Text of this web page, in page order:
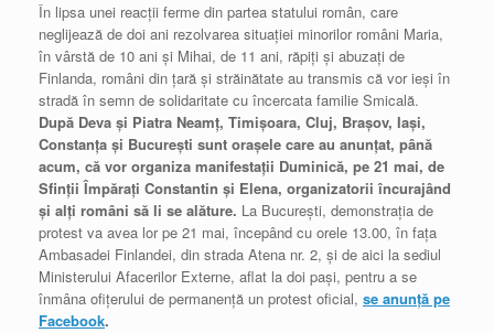
În lipsa unei reacții ferme din partea statului român, care
neglijează de doi ani rezolvarea situației minorilor români Maria,
în vârstă de 10 ani și Mihai, de 11 ani, răpiți și abuzați de
Finlanda, români din țară și străinătate au transmis că vor ieși în
stradă în semn de solidaritate cu încercata familie Smicală.
După Deva şi Piatra Neamţ, Timișoara, Cluj, Brașov, Iași,
Constanța și București sunt orașele care au anunțat, până
acum, că vor organiza manifestații Duminică, pe 21 mai, de
Sfinții Împărați Constantin și Elena, organizatorii încurajând
și alți români să li se alăture. La București, demonstrația de
protest va avea lor pe 21 mai, începând cu orele 13.00, în fața
Ambasadei Finlandei, din strada Atena nr. 2, și de aici la sediul
Ministerului Afacerilor Externe, aflat la doi pași, pentru a se
înmâna ofițerului de permanență un protest oficial, se anunță pe
Facebook.